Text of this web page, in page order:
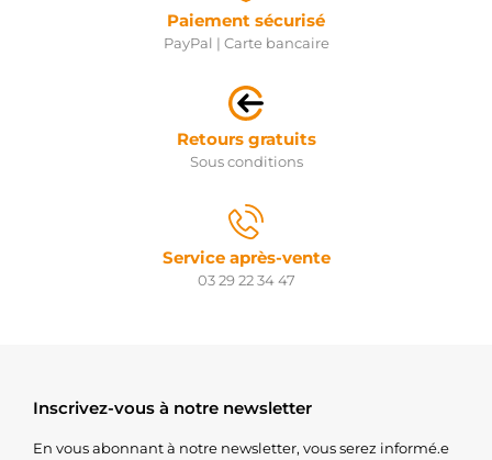
Paiement sécurisé
PayPal | Carte bancaire
Retours gratuits
Sous conditions
Service après-vente
03 29 22 34 47
Inscrivez-vous à notre newsletter
En vous abonnant à notre newsletter, vous serez informé.e